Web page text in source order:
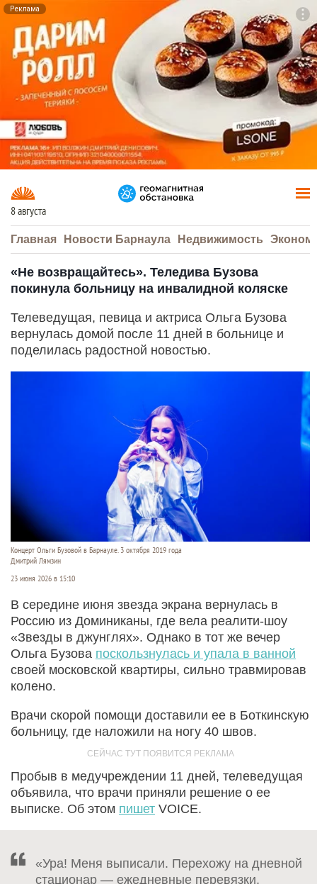
Реклама
8 августа
Главная Новости Барнаула Недвижимость
«Не возвращайтесь». Теледива Бузова
покинула больницу на инвалидной коляске
Телеведущая, певица и актриса Ольга Бузова
вернулась домой после 11 дней в больнице и
поделилась радостной новостью.
Концерт Ольги Бузовой в Барнауле. 3 октября 2019 года
Дмитрий Лямзин
23 июня 2026 в 15:10
В середине июня звезда экрана вернулась в
Россию из Доминиканы, где вела реалити-шоу
«Звезды в джунглях». Однако в тот же вечер
Ольга Бузова поскользнулась и упала в ванной
своей московской квартиры, сильно травмировав
колено.
Врачи скорой помощи доставили ее в Боткинскую
больницу, где наложили на ногу 40 швов.
Пробыв в медучреждении 11 дней, телеведущая
объявила, что врачи приняли решение о ее
выписке. Об этом пишет VOICE.
«Ура! Меня выписали. Перехожу на дневной
стационар — ежедневные перевязки,